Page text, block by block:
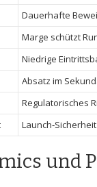
Dauerhafte
Marge schützt
Niedrige
Absatz im
Regulatorisches
Launch‑Sicherheit
⁤und